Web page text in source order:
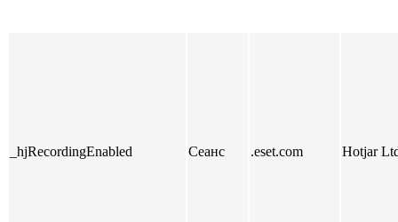
_hjRecordingEnabled Сеанс .eset.com Hotjar